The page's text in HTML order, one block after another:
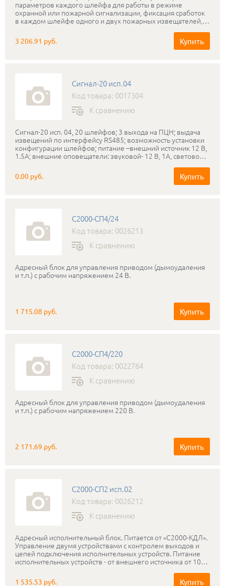
параметров каждого шлейфа для работы в режиме
охранной или пожарной сигнализации, фиксация сработок
в каждом шлейфе одного и двух пожарных извещателей,
интерфейса RS-485, управление от пульта «С2000» или от
ПЭВМ. Металлический корпус
3 206.91 руб. Купить
Сигнал-20 исп.04
Код товара: 0017304
К сравнению
Сигнал-20 исп. 04, 20 шлейфов; 3 выхода на ПЦН; выдача
извещений по интерфейсу RS485; возможность установки
конфигурации шлейфов; питание –внешний источник 12 В,
1.5А; внешние оповещатели: звуковой- 12 В, 1А, световой –
0.00 руб. Купить
С2000-СП4/24
Код товара: 0026213
К сравнению
Адресный блок для управления приводом (дымоудаления
и т.п.) с рабочим напряжением 24 В.
1 715.08 руб. Купить
С2000-СП4/220
Код товара: 0022764
К сравнению
Адресный блок для управления приводом (дымоудаления
и т.п.) с рабочим напряжением 220 В.
2 171.69 руб. Купить
С2000-СП2 исп.02
Код товара: 0026212
К сравнению
Адресный исполнительный блок. Питается от «С2000-КДЛ».
Управление двумя устройствами с контролем выходов и
цепей подключения исполнительных устройств. Питание
исполнительных устройств - от внешнего источника от 10
1 535.53 руб. Купить